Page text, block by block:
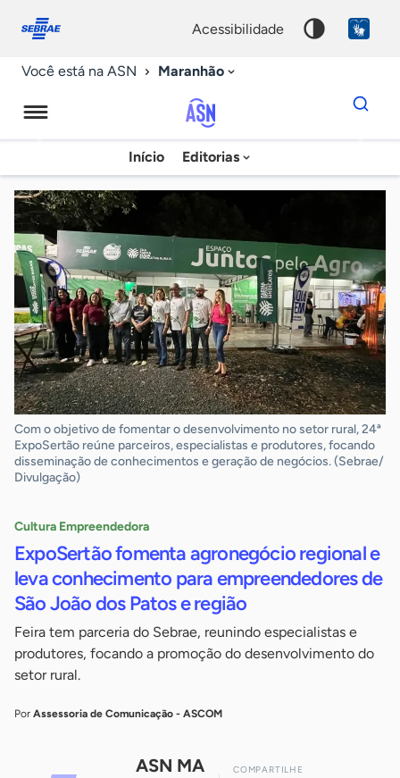
conosco
acessibilidade
Você está na ASN Maranhão
Agência
Sebrae
Notícias
Início Editorias
Dados
para
chave
Com o objetivo de fomentar o desenvolvimento no setor rural, 24ª
ExpoSertão reúne parceiros, especialistas e produtores, focando
disseminação de conhecimentos e geração de negócios. (Sebrae/
Divulgação)
Cultura Empreendedora
ExpoSertão fomenta agronegócio regional e
leva conhecimento para empreendedores de
São João dos Patos e região
Feira tem parceria do Sebrae, reunindo especialistas e
produtores, focando a promoção do desenvolvimento do
setor rural.
Por Assessoria de Comunicação - ASCOM
ASN MA COMPARTILHE